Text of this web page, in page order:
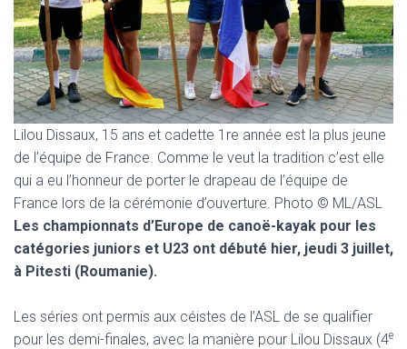
I
O
N
Lilou Dissaux, 15 ans et cadette 1re année est la plus jeune
de l’équipe de France. Comme le veut la tradition c’est elle
qui a eu l’honneur de porter le drapeau de l’équipe de
France lors de la cérémonie d’ouverture. Photo © ML/ASL
Les championnats d’Europe de canoë-kayak pour les
catégories juniors et U23 ont débuté hier, jeudi 3 juillet,
à Pitesti (Roumanie).
Les séries ont permis aux céistes de l’ASL de se qualifier
pour les demi-finales, avec la manière pour Lilou Dissaux (4e